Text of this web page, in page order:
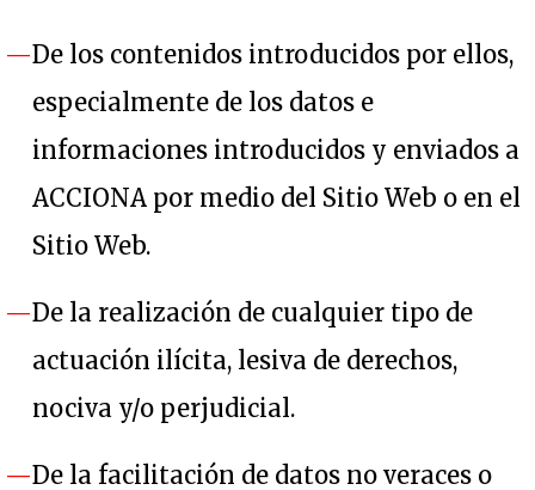
De los contenidos introducidos por ellos,
especialmente de los datos e
informaciones introducidos y enviados a
ACCIONA por medio del Sitio Web o en el
Sitio Web.
De la realización de cualquier tipo de
actuación ilícita, lesiva de derechos,
nociva y/o perjudicial.
De la facilitación de datos no veraces o